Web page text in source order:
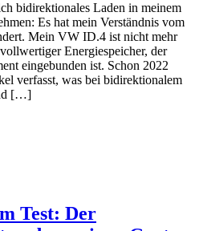
bidirektionales Laden in meinem
Es hat mein Verständnis vom
Mein VW ID.4 ist nicht mehr
Energiespeicher, der
eingebunden ist. Schon 2022
verfasst, was bei bidirektionalem
[…]
Test: Der